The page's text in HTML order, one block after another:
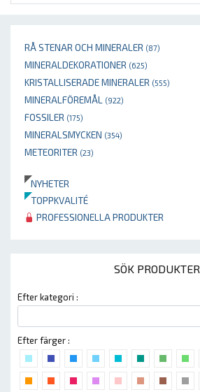
RÅ STENAR OCH MINERALER (87)
MINERALDEKORATIONER (625)
KRISTALLISERADE MINERALER (555)
MINERALFÖREMÅL (922)
FOSSILER (175)
MINERALSMYCKEN (354)
METEORITER (23)
NYHETER
TOPPKVALITÉ
PROFESSIONELLA PRODUKTER
SÖK PRODUKTER
Efter kategori :
Efter färger :